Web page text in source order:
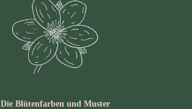
Die Blüten­farben und Muster